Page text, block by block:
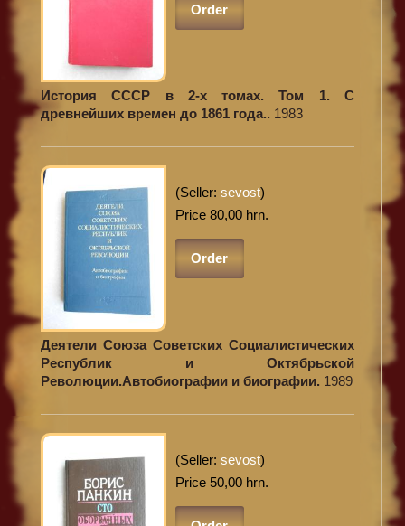
Order
История СССР в 2-х томах. Том 1. С
древнейших времен до 1861 года.. 1983
(Seller: sevost)
Price 80,00 hrn.
Order
Деятели Союза Советских Социалистических
Республик и Октябрьской
Революции.Автобиографии и биографии. 1989
(Seller: sevost)
Price 50,00 hrn.